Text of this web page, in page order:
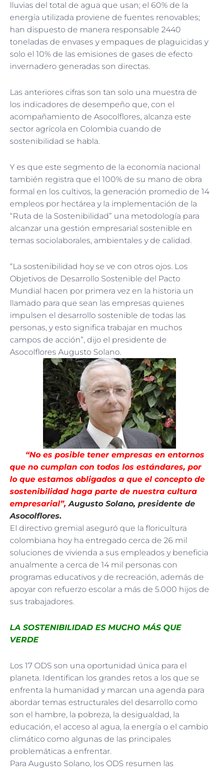
lluvias del total de agua que usan; el 60% de la
energía utilizada proviene de fuentes renovables;
han dispuesto de manera responsable 2440
toneladas de envases y empaques de plaguicidas y
solo el 10% de las emisiones de gases de efecto
invernadero generadas son directas.
Las anteriores cifras son tan solo una muestra de
los indicadores de desempeño que, con el
acompañamiento de Asocolflores, alcanza este
sector agrícola en Colombia cuando de
sostenibilidad se habla.
Y es que este segmento de la economía nacional
también registra que el 100% de su mano de obra
formal en los cultivos, la generación promedio de 14
empleos por hectárea y la implementación de la
“Ruta de la Sostenibilidad” una metodología para
alcanzar una gestión empresarial sostenible en
temas sociolaborales, ambientales y de calidad.
“La sostenibilidad hoy se ve con otros ojos. Los
Objetivos de Desarrollo Sostenible del Pacto
Mundial hacen por primera vez en la historia un
llamado para que sean las empresas quienes
impulsen el desarrollo sostenible de todas las
personas, y esto significa trabajar en muchos
campos de acción”, dijo el presidente de
Asocolflores Augusto Solano.
“No es posible tener empresas en entornos
que no cumplan con todos los estándares, por
lo que estamos obligados a que el concepto de
sostenibilidad haga parte de nuestra cultura
empresarial”, Augusto Solano, presidente de
Asocolflores.
El directivo gremial aseguró que la floricultura
colombiana hoy ha entregado cerca de 26 mil
soluciones de vivienda a sus empleados y beneficia
anualmente a cerca de 14 mil personas con
programas educativos y de recreación, además de
apoyar con refuerzo escolar a más de 5.000 hijos de
sus trabajadores.
LA SOSTENIBILIDAD ES MUCHO MÁS QUE
VERDE
Los 17 ODS son una oportunidad única para el
planeta. Identifican los grandes retos a los que se
enfrenta la humanidad y marcan una agenda para
abordar temas estructurales del desarrollo como
son el hambre, la pobreza, la desigualdad, la
educación, el acceso al agua, la energía o el cambio
climático como algunas de las principales
problemáticas a enfrentar.
Para Augusto Solano, los ODS resumen las